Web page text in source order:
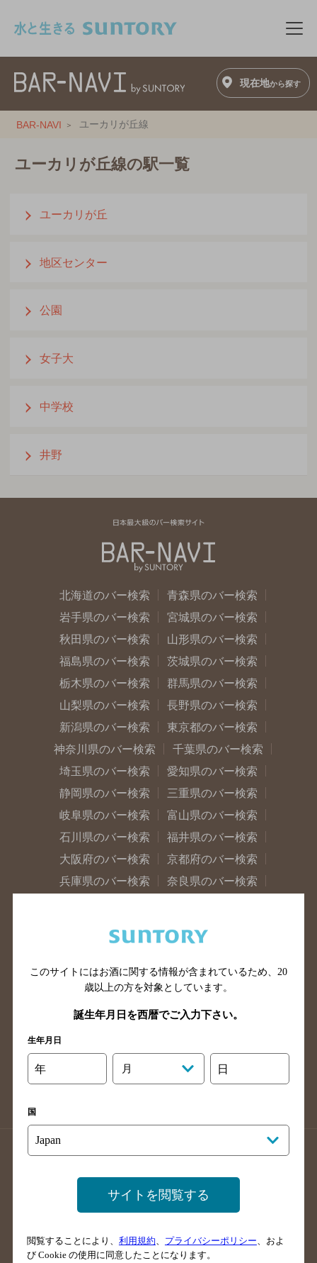
メ
現在地から探す
BAR-NAVI ユーカリが丘線
ユーカリが丘線の駅一覧
ユーカリが丘
地区センター
公園
女子大
中学校
井野
北海道のバー検索
青森県のバー検索
岩手県のバー検索
宮城県のバー検索
秋田県のバー検索
山形県のバー検索
福島県のバー検索
茨城県のバー検索
栃木県のバー検索
群馬県のバー検索
山梨県のバー検索
長野県のバー検索
新潟県のバー検索
東京都のバー検索
神奈川県のバー検索
千葉県のバー検索
埼玉県のバー検索
愛知県のバー検索
静岡県のバー検索
三重県のバー検索
岐阜県のバー検索
富山県のバー検索
石川県のバー検索
福井県のバー検索
大阪府のバー検索
京都府のバー検索
兵庫県のバー検索
奈良県のバー検索
山口県のバー検索
鳥取県のバー検索
島根県のバー検索
徳島県のバー検索
香川県のバー検索
愛媛県のバー検索
高知県のバー検索
福岡県のバー検索
長崎県のバー検索
大分県のバー検索
熊本県のバー検索
宮崎県のバー検索
鹿児島県のバー検索
店舗登録方法のご案内
店舗情報更新方法のご案内
掲載店舗様ログイン
サイトマップ ご意見・ご感想 利用規約
このサイトにはお酒に関する情報が含まれているため、 20
歳以上の方を対象としています。
誕生年月日を西暦でご入力下さい。
生年月日
年 月 日
国
サイトを閲覧する
閲覧することにより、 利用規約、 プライバシーポリシー、およ
び Cookie の使用に同意したことになります。